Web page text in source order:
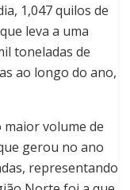
1,047 quilos de
leva a uma
toneladas de
ao longo do ano,
volume de
gerou no ano
representando